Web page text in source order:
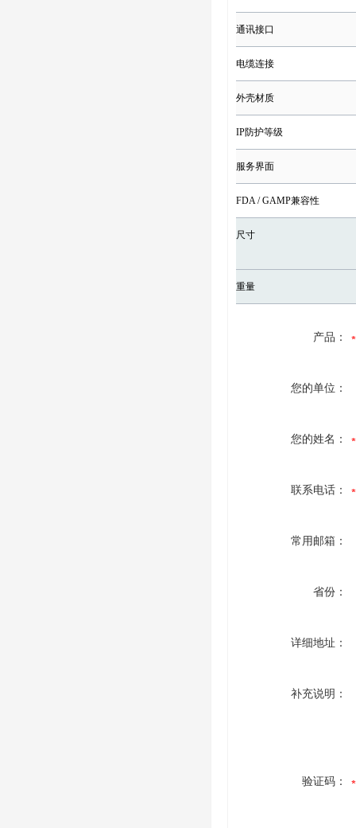
通讯接口
电缆连接
外壳材质
IP防护等级
服务界面
FDA / GAMP兼容性
尺寸
重量
产品：
您的单位：
您的姓名：
联系电话：
常用邮箱：
省份：
详细地址：
补充说明：
验证码：